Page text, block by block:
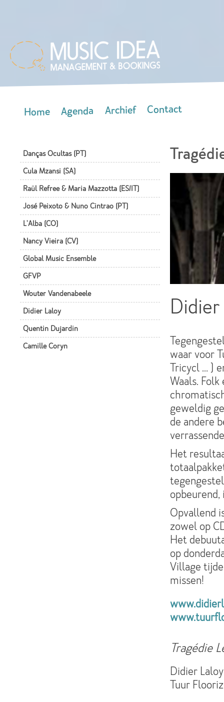
Home Agenda Archief Contact
Danças Ocultas (PT)
Cula Mzansi (SA)
Raül Refree & Maria Mazzotta (ES/IT)
José Peixoto & Nuno Cintrao (PT)
L'Alba (CO)
Nancy Vieira (CV)
Global Music Ensemble
GFVP
Wouter Vandenabeele
Didier Laloy
Quentin Dujardin
Camille Coryn
waar voor
Tricycl … )
Waals.
geweldig
de andere
Het
Opvallend
zowel op
Het
op
Village
missen!
Tragédie
Didier
Tuur